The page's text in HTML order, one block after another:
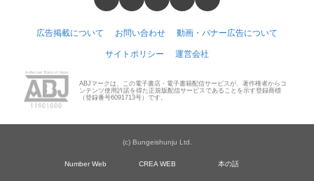
広告掲載について お問い合わせ 動画・バナー広告について
サイトポリシー 運営会社
ABJマークは、この電子書店・電子書籍配信サービスが、著作権者からコ
ンテンツ使用許諾を得た正規版配信サービスであることを示す登録商標
（登録番号6091713号）です。
(c) Bungeishunju Ltd.
Number Web CREA WEB 本の話